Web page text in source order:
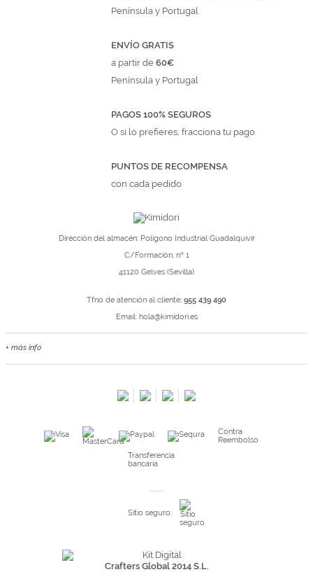
Península y Portugal
ENVÍO GRATIS
a partir de60€
Península y Portugal
PAGOS 100% SEGUROS
O si lo prefieres, fracciona tu pago
PUNTOS DE RECOMPENSA
con cada pedido
Dirección del almacén: Polígono Industrial Guadalquivir
C/Formación, nº 1
41120 Gelves (Sevilla)
Tfno de atención al cliente: 955 439 490
Email: hola@kimidori.es
+ más info
Kimidori PRINT, nuestro servicio de impresión de fotos
Pago seguro y financiación
Contra
Reembolso
Transferencia
bancaria
Sitio seguro:
Crafters Global 2014 S.L.